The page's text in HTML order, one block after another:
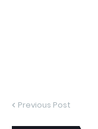
Previous Post